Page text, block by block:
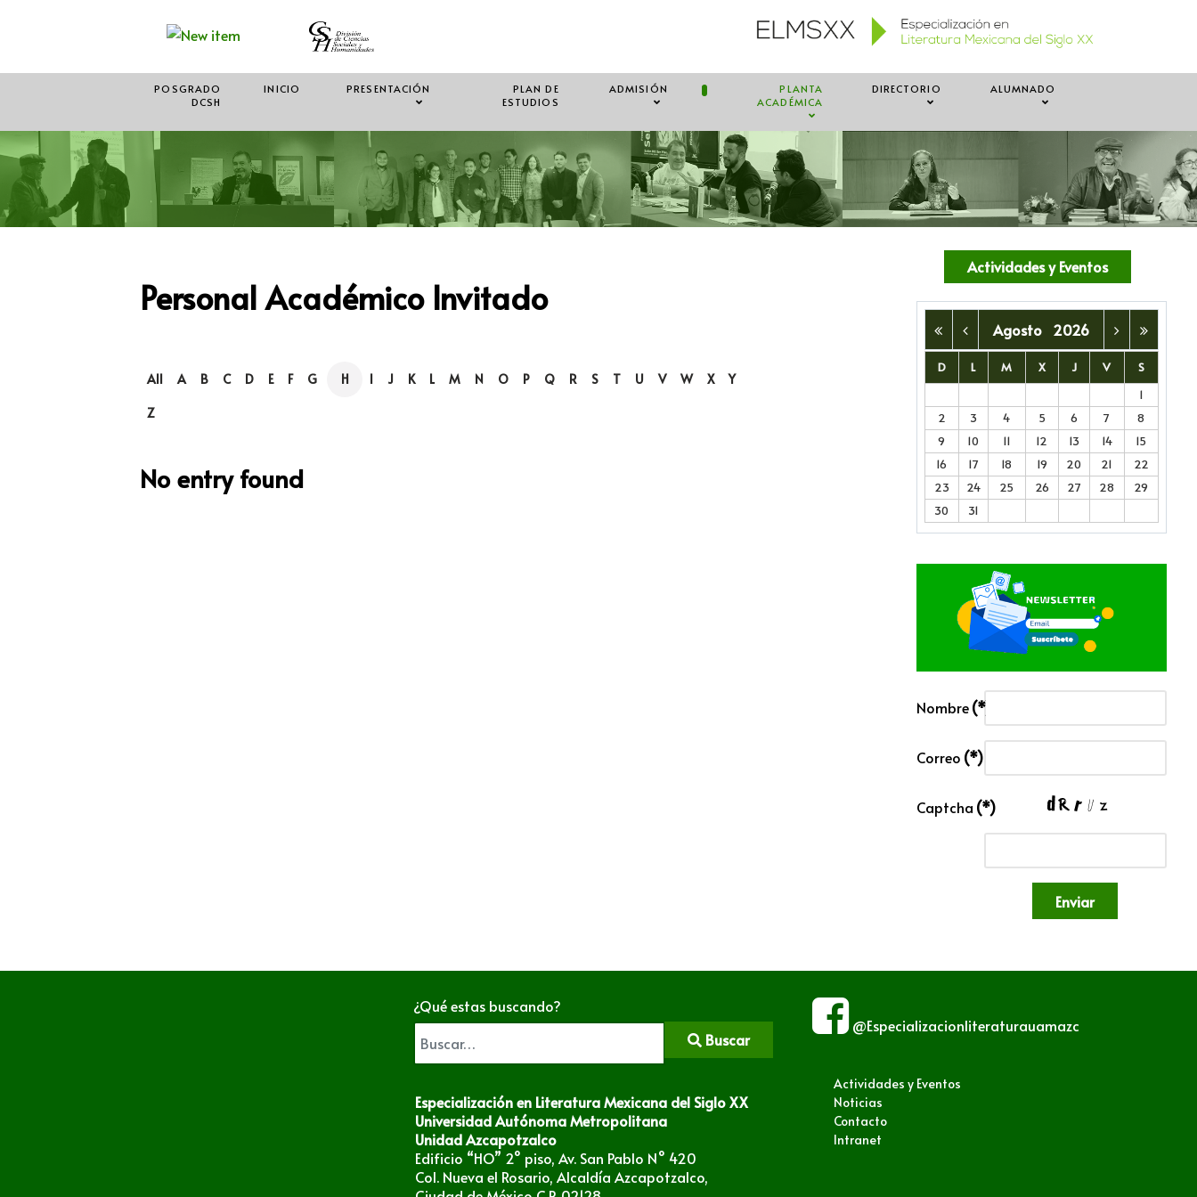
POSGRADO
DCSH
INICIO PRESENTACIÓN
PLAN DE
ESTUDIOS
ADMISIÓN
PLANTA
ACADÉMICA
DIRECTORIO ALUMNADO
Personal Académico Invitado
All A B C D E F G H I J K L M N O P Q R S T U V W X
Y
Z
No entry found
Actividades y Eventos
Agosto 2026
D L M X J V
S
1
2
3 4 5 6 7
8
9
10 11 12 13 14
15
16
17 18 19 20 21
22
23
24 25 26 27 28
29
30
31
Nombre (*)
Correo (*)
Captcha (*)
Enviar
¿Qué estas buscando?
Buscar
@Especializacionliteraturauamazc
Especialización en Literatura Mexicana del Siglo XX
Universidad Autónoma Metropolitana
Unidad Azcapotzalco
Edificio “HO” 2° piso, Av. San Pablo N° 420
Col. Nueva el Rosario, Alcaldía Azcapotzalco,
Actividades y Eventos
Noticias
Contacto
Intranet